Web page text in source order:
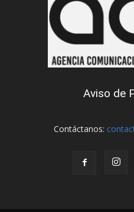
Aviso de
Contáctanos: